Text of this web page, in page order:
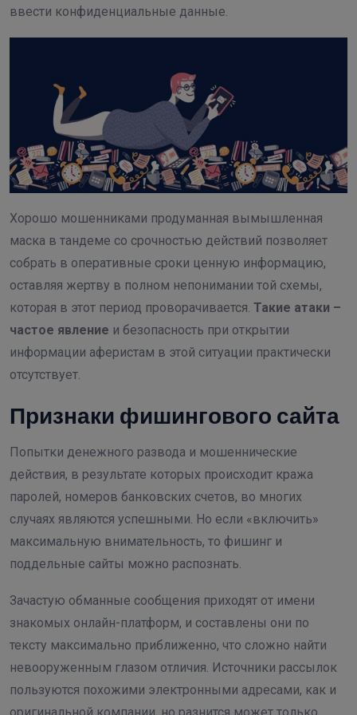
ввести конфиденциальные данные.
Хорошо мошенниками продуманная вымышленная
маска в тандеме со срочностью действий позволяет
собрать в оперативные сроки ценную информацию,
оставляя жертву в полном непонимании той схемы,
которая в этот период проворачивается. Такие атаки –
частое явление и безопасность при открытии
информации аферистам в этой ситуации практически
отсутствует.
Признаки фишингового сайта
Попытки денежного развода и мошеннические
действия, в результате которых происходит кража
паролей, номеров банковских счетов, во многих
случаях являются успешными. Но если «включить»
максимальную внимательность, то фишинг и
поддельные сайты можно распознать.
Зачастую обманные сообщения приходят от имени
знакомых онлайн-платформ, и составлены они по
тексту максимально приближенно, что сложно найти
невооруженным глазом отличия. Источники рассылок
пользуются похожими электронными адресами, как и
оригинальной компании, но разнится может только